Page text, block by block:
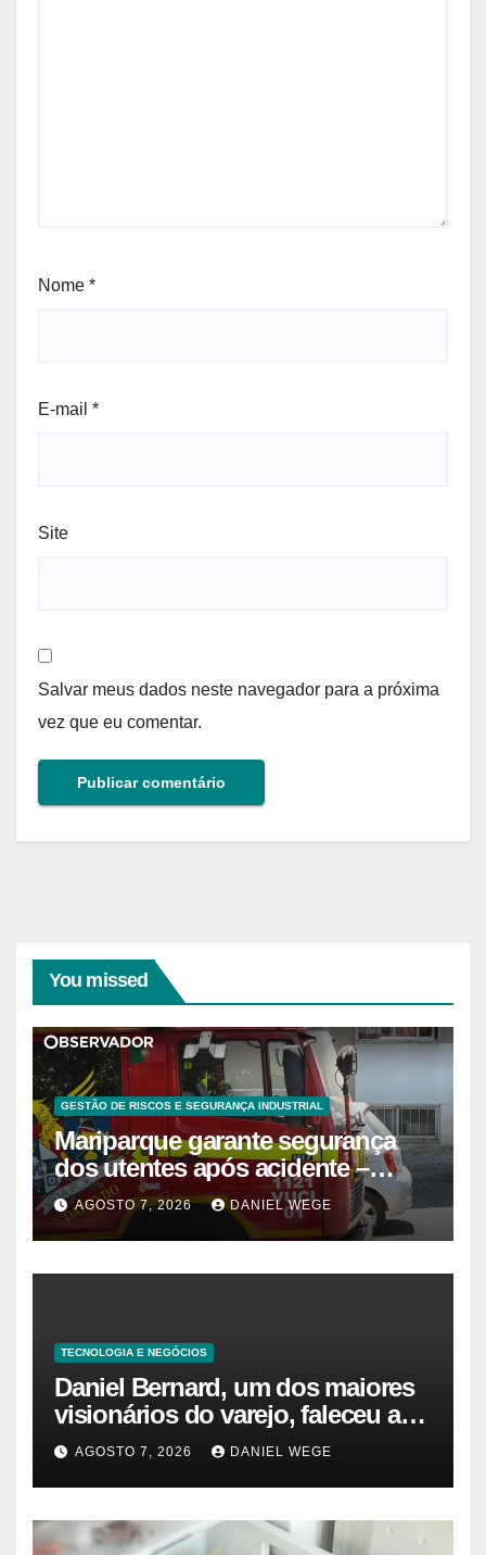
Nome *
E-mail *
Site
Salvar meus dados neste navegador para a próxima
vez que eu comentar.
You missed
GESTÃO DE RISCOS E SEGURANÇA INDUSTRIAL
Mariparque garante segurança
dos utentes após acidente –
Observador
AGOSTO 7, 2026 DANIEL WEGE
TECNOLOGIA E NEGÓCIOS
Daniel Bernard, um dos maiores
visionários do varejo, faleceu aos
80 anos – Sincovaga Notícias
AGOSTO 7, 2026 DANIEL WEGE